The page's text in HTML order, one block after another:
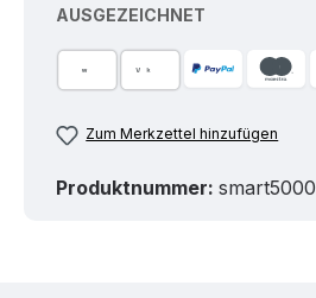
AUSGEZEICHNET
Zum Merkzettel hinzufügen
Produktnummer: smart5000